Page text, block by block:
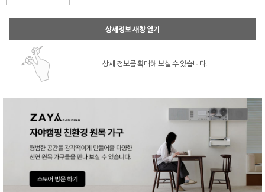
상세정보 새창 열기
상세 정보를 확대해 보실 수 있습니다.